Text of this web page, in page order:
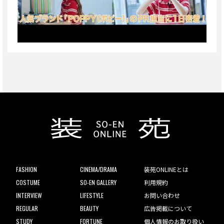
FASHION
COSTUME
INTERVIEW
REGULAR
STUDY
CINEMA/DRAMA
SO-EN GALLERY
LIFESTYLE
BEAUTY
FORTUNE
装苑ONLINEとは
利用規約
お問い合わせ
広告掲載について
個人情報のお取り扱い